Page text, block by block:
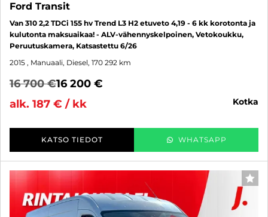
Ford Transit
Van 310 2,2 TDCi 155 hv Trend L3 H2 etuveto 4,19 - 6 kk korotonta ja
kulutonta maksuaikaa! - ALV-vähennyskelpoinen, Vetokoukku,
Peruutuskamera, Katsastettu 6/26
2015 , Manuaali, Diesel, 170 292 km
16 700 €16 200 €
alk. 187 € / kk
kotka
KATSO TIEDOT WHATSAPP